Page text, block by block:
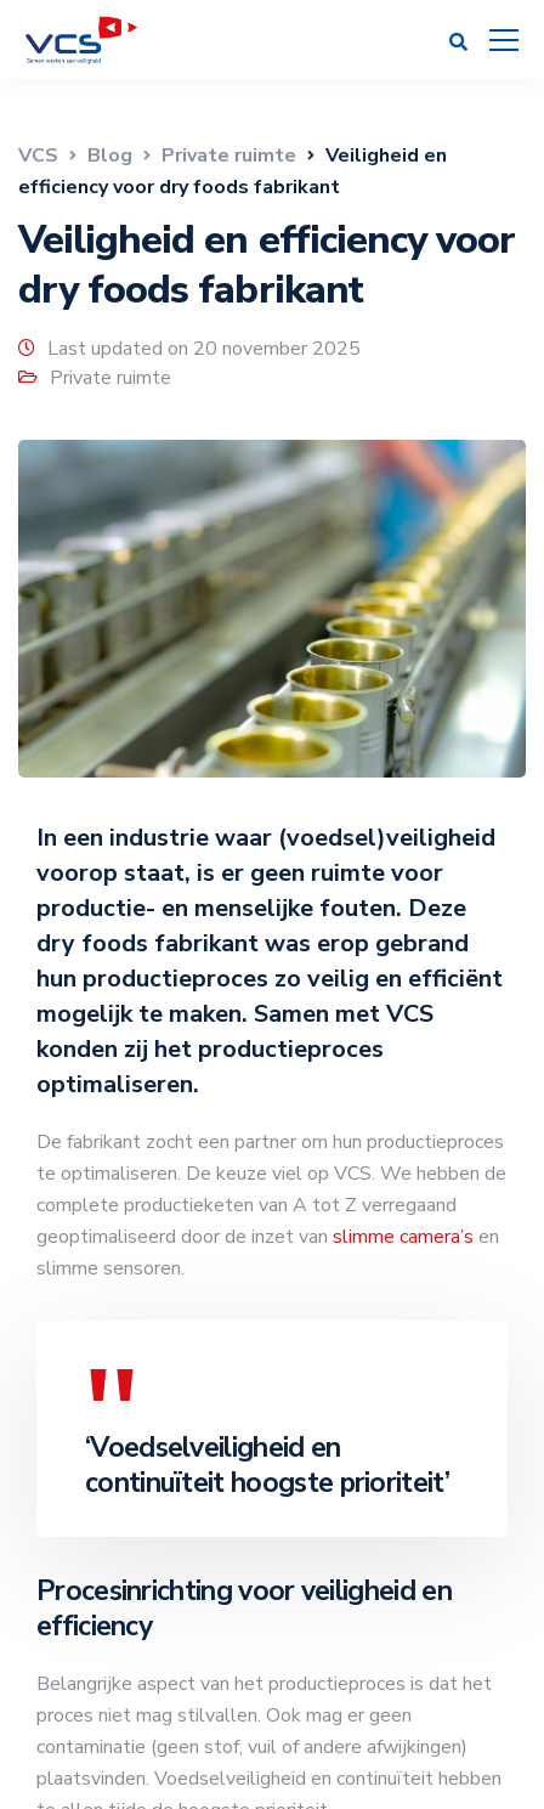
VCS Blog Private ruimte
Veiligheid en
efficiency voor dry foods fabrikant
Veiligheid en efficiency voor
dry foods fabrikant
Last updated on 20 november 2025
Private ruimte
In een industrie waar (voedsel)veiligheid
voorop staat, is er geen ruimte voor
productie- en menselijke fouten. Deze
dry foods fabrikant was erop gebrand
hun productieproces zo veilig en efficiënt
mogelijk te maken. Samen met VCS
konden zij het productieproces
optimaliseren.
De fabrikant zocht een partner om hun productieproces
te optimaliseren. De keuze viel op VCS. We hebben de
complete productieketen van A tot Z verregaand
geoptimaliseerd door de inzet van slimme camera’s en
slimme sensoren.
‘Voedselveiligheid en
continuïteit hoogste prioriteit’
Procesinrichting voor veiligheid en
efficiency
Belangrijke aspect van het productieproces is dat het
proces niet mag stilvallen. Ook mag er geen
contaminatie (geen stof, vuil of andere afwijkingen)
plaatsvinden. Voedselveiligheid en continuïteit hebben